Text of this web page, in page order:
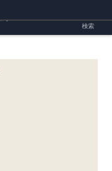
検索